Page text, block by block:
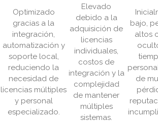
Optimizado
gracias a la
integración,
automatización y
soporte local,
reduciendo la
necesidad de
licencias múltiples
y personal
especializado.
Elevado
debido a la
adquisición de
licencias
individuales,
costos de
integración y la
complejidad
de mantener
múltiples
sistemas.
bajo,
altos
de